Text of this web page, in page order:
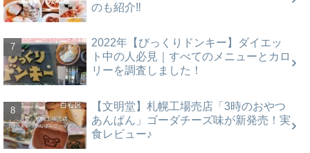
のも紹介‼
2022年【びっくりドンキー】ダイエッ
ト中の人必見｜すべてのメニューとカロ
リーを調査しました！
【文明堂】札幌工場売店「3時のおやつ
あんぱん」ゴーダチーズ味が新発売！実
食レビュー♪